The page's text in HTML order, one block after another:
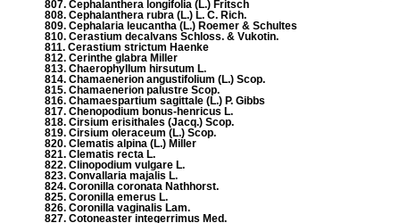
807. Cephalanthera longifolia (L.) Fritsch
808. Cephalanthera rubra (L.) L. C. Rich.
809. Cephalaria leucantha (L.) Roemer & Schultes
810. Cerastium decalvans Schloss. & Vukotin.
811. Cerastium strictum Haenke
812. Cerinthe glabra Miller
813. Chaerophyllum hirsutum L.
814. Chamaenerion angustifolium (L.) Scop.
815. Chamaenerion palustre Scop.
816. Chamaespartium sagittale (L.) P. Gibbs
817. Chenopodium bonus-henricus L.
818. Cirsium erisithales (Jacq.) Scop.
819. Cirsium oleraceum (L.) Scop.
820. Clematis alpina (L.) Miller
821. Clematis recta L.
822. Clinopodium vulgare L.
823. Convallaria majalis L.
824. Coronilla coronata Nathhorst.
825. Coronilla emerus L.
826. Coronilla vaginalis Lam.
827. Cotoneaster integerrimus Med.